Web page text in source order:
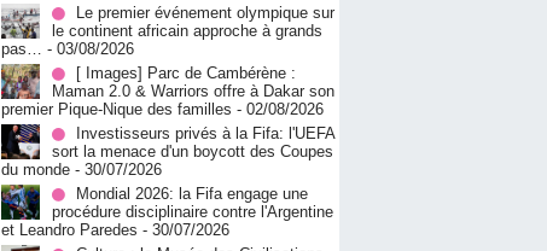
Le premier événement olympique sur
le continent africain approche à grands
pas… - 03/08/2026
[ Images] Parc de Cambérène :
Maman 2.0 & Warriors offre à Dakar son
premier Pique-Nique des familles - 02/08/2026
Investisseurs privés à la Fifa: l'UEFA
sort la menace d'un boycott des Coupes
du monde - 30/07/2026
Mondial 2026: la Fifa engage une
procédure disciplinaire contre l'Argentine
et Leandro Paredes - 30/07/2026